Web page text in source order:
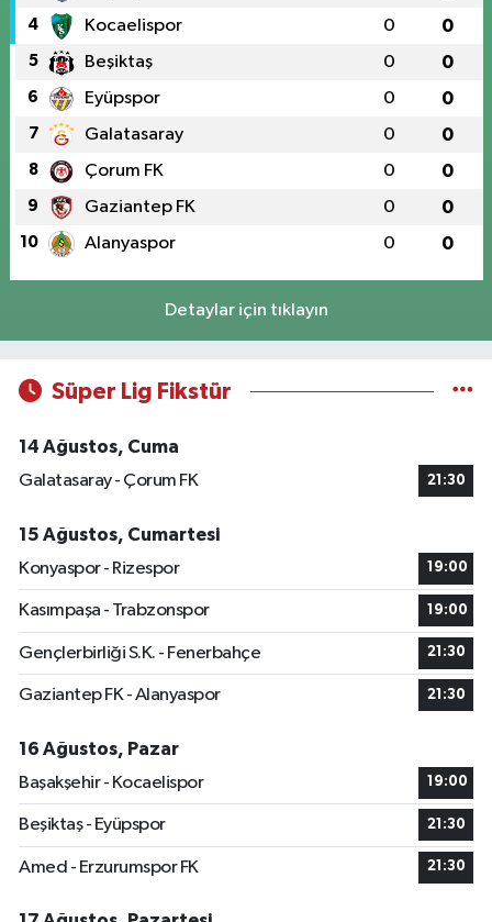
4 Kocaelispor 0 0
5 Beşiktaş 0 0
6 Eyüpspor 0 0
7 Galatasaray 0 0
8 Çorum FK 0 0
9 Gaziantep FK 0 0
10 Alanyaspor 0 0
Detaylar için tıklayın
Süper Lig Fikstür
14 Ağustos, Cuma
Galatasaray - Çorum FK
21:30
15 Ağustos, Cumartesi
Konyaspor - Rizespor
19:00
Kasımpaşa - Trabzonspor 19:00
Gençlerbirliği S.K. - Fenerbahçe 21:30
Gaziantep FK - Alanyaspor 21:30
16 Ağustos, Pazar
Başakşehir - Kocaelispor
19:00
Beşiktaş - Eyüpspor 21:30
Amed - Erzurumspor FK 21:30